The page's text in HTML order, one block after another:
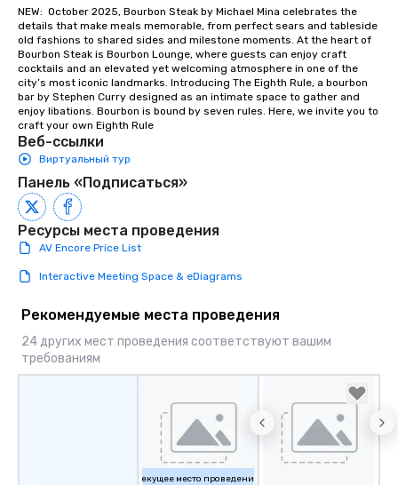
date any dietary
allergies for anyone
Feel Like a VIP at
Smacking Foodie
group members
about waiting in line
restaurant or being
as well as an event
an evening helicopter
glittering lights of The
Memorable
Smacking Foodie
NEW:  October 2025, Bourbon Steak by Michael Mina celebrates the
details that make meals memorable, from perfect sears and tableside
old fashions to shared sides and milestone moments. At the heart of
Bourbon Steak is Bourbon Lounge, where guests can enjoy craft
cocktails and an elevated yet welcoming atmosphere in one of the
city’s most iconic landmarks. Introducing The Eighth Rule, a bourbon
bar by Stephen Curry designed as an intimate space to gather and
enjoy libations. Bourbon is bound by seven rules. Here, we invite you to
craft your own Eighth Rule
Веб-ссылки
Виртуальный тур
Панель «Подписаться»
Ресурсы места проведения
AV Encore Price List
Interactive Meeting Space & eDiagrams
Рекомендуемые места проведения
24 других мест проведения соответствуют вашим
требованиям
Текущее место проведения